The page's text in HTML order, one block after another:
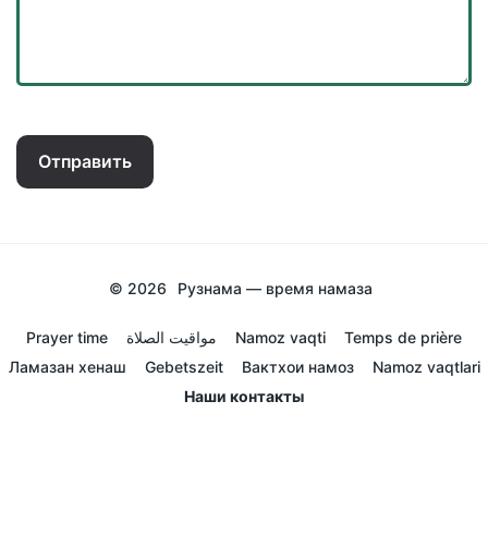
Отправить
© 2026 Рузнама — время намаза
Prayer time مواقيت الصلاة Namoz vaqti
Temps de prière
Ламазан хенаш
Gebetszeit Вактхои намоз
Namoz vaqtlari
Наши контакты